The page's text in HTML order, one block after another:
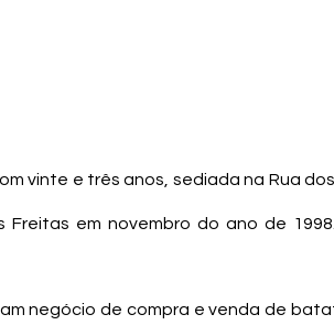
vinte e três anos, sediada na Rua dos
em novembro do ano de
negócio de compra e venda de